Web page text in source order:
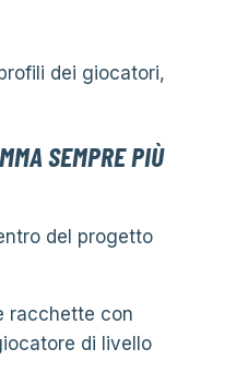
dei giocatori,
SEMPRE PIÙ
del progetto
racchette con
di livello